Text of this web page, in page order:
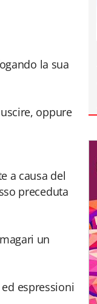
la sua
oppure
a causa del
preceduta
un
espressioni